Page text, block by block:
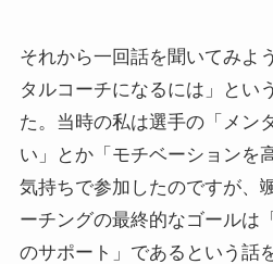
それから一回話を聞いてみよ
タルコーチになるには」とい
た。当時の私は選手の「メン
い」とか「モチベーションを
気持ちで参加したのですが、
ーチングの最終的なゴールは
のサポート」であるという話